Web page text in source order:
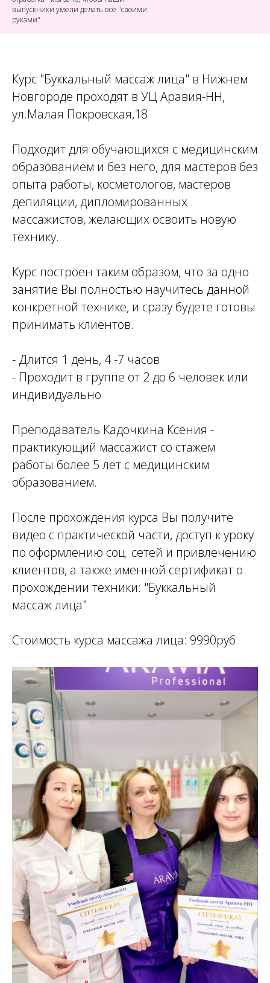
выпускники умели делать всё "своими
руками"
Курс "Буккальный массаж лица" в Нижнем
Новгороде проходят в УЦ Аравия-НН,
ул.Малая Покровская,18
Подходит для обучающихся с медицинским
образованием и без него, для мастеров без
опыта работы, косметологов, мастеров
депиляции, дипломированных
массажистов, желающих освоить новую
технику.
Курс построен таким образом, что за одно
занятие Вы полностью научитесь данной
конкретной технике, и сразу будете готовы
принимать клиентов.
- Длится 1 день, 4 -7 часов
- Проходит в группе от 2 до 6 человек или
индивидуально
Преподаватель Кадочкина Ксения -
практикующий массажист со стажем
работы более 5 лет с медицинским
образованием.
После прохождения курса Вы получите
видео с практической части, доступ к уроку
по оформлению соц. сетей и привлечению
клиентов, а также именной сертификат о
прохождении техники: "Буккальный
массаж лица"
Стоимость курса массажа лица: 9990руб